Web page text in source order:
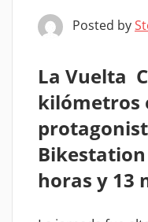
Posted by
La Vuelta
kilómetros
horas y 13